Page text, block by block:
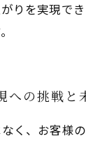
りを実現で
への挑戦と
く、お客様